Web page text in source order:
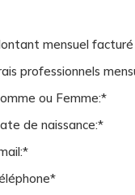
mensuel facturé
professionnels
ou Femme:*
de naissance:*
*
*